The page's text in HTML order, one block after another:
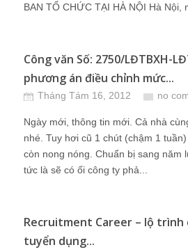
BAN TỔ CHỨC TẠI HÀ NỘI Hà Nội,
Công văn Số: 2750/LĐTBXH-
phương án điều chỉnh mức...
Tháng Tám 16, 2012 no
Ngày mới, thông tin mới. Cả nhà
nhé. Tuy hơi cũ 1 chút (chậm 1
còn nong nóng. Chuẩn bị sang năm
tức là sẽ có ối công ty phả...
Recruitment Career – lộ trình
tuyển dụng...